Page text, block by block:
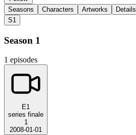
Seasons
Characters Artworks
Details
S1
Season 1
1 episodes
E1
series finale
1
2008-01-01